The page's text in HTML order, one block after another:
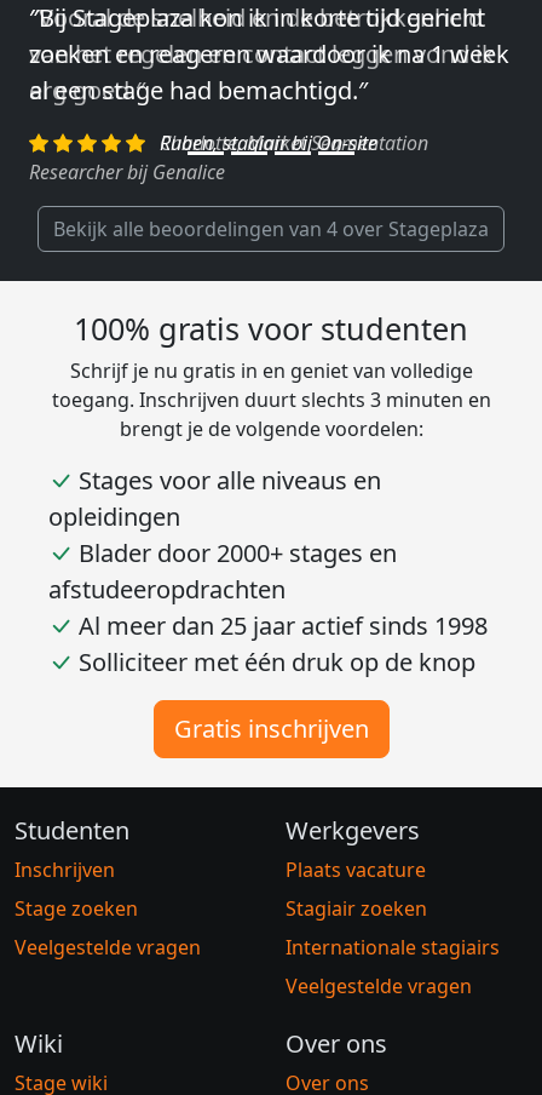
″Vooral de snelheid en de betrokkenheid
van het regelen en contact leggen vond ik
erg goed.″
Charlotte, Market Segmentation
Researcher bij Genalice
Bekijk alle beoordelingen van 4 over Stageplaza
100% gratis voor studenten
Schrijf je nu gratis in en geniet van volledige
toegang. Inschrijven duurt slechts 3 minuten en
brengt je de volgende voordelen:
Stages voor alle niveaus en
opleidingen
Blader door 2000+ stages en
afstudeeropdrachten
Al meer dan 25 jaar actief sinds 1998
Solliciteer met één druk op de knop
Gratis inschrijven
Studenten
Inschrijven
Stage zoeken
Veelgestelde vragen
Werkgevers
Plaats vacature
Stagiair zoeken
Internationale stagiairs
Veelgestelde vragen
Wiki
Stage wiki
Over ons
Over ons